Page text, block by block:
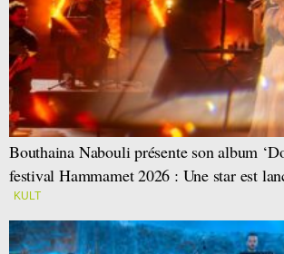
Bouthaina Nabouli présente son album
festival Hammamet 2026 : Une star est
KULT